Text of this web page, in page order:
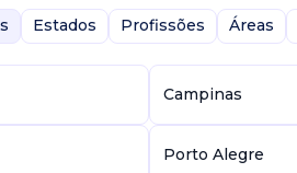
Estados Profissões Áreas
Campinas
Porto Alegre